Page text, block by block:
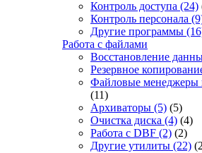
Контроль доступа (24)
Контроль персонала
Другие программы
Работа с файлами
Восстановление
Резервное
Файловые менеджеры
(11)
Архиваторы (5) (5)
Очистка диска (4) (4)
Работа с DBF (2) (2)
Другие утилиты (22)